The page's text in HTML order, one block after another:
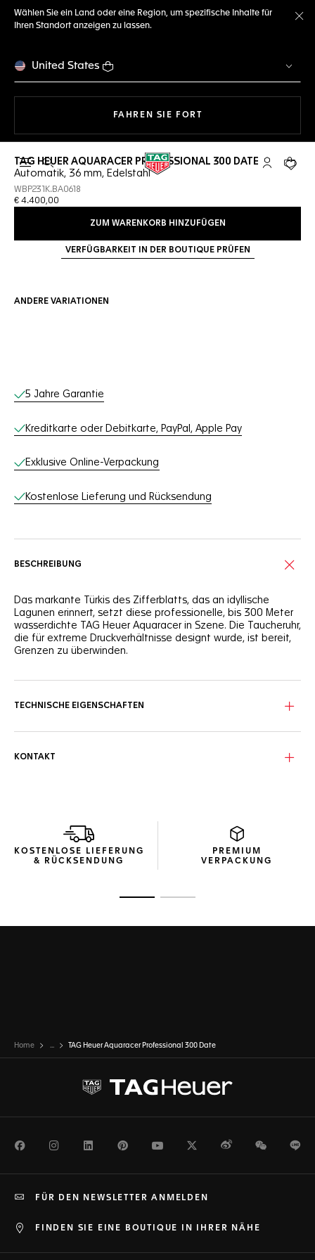
Wählen Sie ein Land oder eine Region, um spezifische Inhalte für
Ihren Standort anzeigen zu lassen.
United States
FAHREN SIE FORTMIT DER NAVIGATION
Suche öffnen My TAG
Ihr
TAG HEUER AQUARACER PROFESSIONAL 300 DATE
Automatik, 36 mm, Edelstahl
WBP231K.BA0618
€ 4.400,00
ZUM WARENKORB HINZUFÜGEN
VERFÜGBARKEIT IN DER BOUTIQUE PRÜFEN
ANDERE VARIATIONEN
Online-Services
5 Jahre Garantie
Kreditkarte oder Debitkarte, PayPal, Apple Pay
Exklusive Online-Verpackung
Kostenlose Lieferung und Rücksendung
BESCHREIBUNG
Das markante Türkis des Zifferblatts, das an idyllische
Lagunen erinnert, setzt diese professionelle, bis 300 Meter
wasserdichte TAG Heuer Aquaracer in Szene. Die Taucheruhr,
die für extreme Druckverhältnisse designt wurde, ist bereit,
Grenzen zu überwinden.
Gewässer und präsentiert acht ausgezeichnete VS-
druckresistentes, fein gebürstetes und poliertes 36-mm-
Gehäuse aus Edelstahl mit einer schwarzen Keramiklünette.
TECHNISCHE EIGENSCHAFTEN
KONTAKT
KOSTENLOSE LIEFERUNG
& RÜCKSENDUNG
PREMIUM
VERPACKUNG
Home ... TAG Heuer Aquaracer Professional 300 Date
FacebookInstagramLinkedInPinterestYoutubeTwitterWeiboWeChat
FINDEN SIE EINE BOUTIQUE IN IHRER NÄHE
FÜR DEN NEWSLETTER ANMELDEN